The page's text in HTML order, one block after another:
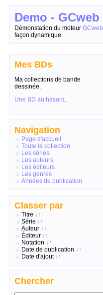
Demo - GCweb
Démonstation du moteur GCweb
façon dynamique.
Mes BDs
Ma collections de bande
dessinée.
Une BD au hasard .
Navigation
Page d'accueil
Toute la collection
Les séries
Les auteurs
Les éditeurs
Les genres
Années de publication
Classer par
Titre ↓↑
Série ↓↑
Auteur ↓↑
Éditeur ↓↑
Notation ↓↑
Date de publication ↓↑
Date d'ajout ↓↑
Chercher